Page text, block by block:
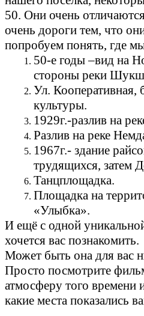
50. Они очень
очень дороги тем, что
попробуем понять, где
50-е годы –вид на
стороны реки
Ул. Кооперативная,
культуры.
1929г.-разлив на
Разлив на реке
1967г.- здание
трудящихся, затем
Танцплощадка.
Площадка на
«Улыбка».
И ещё с одной
хочется вас познакомить.
Может быть она для вас
Просто посмотрите
атмосферу того времени
какие места показались